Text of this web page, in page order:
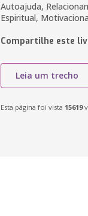
Autoajuda,
Espiritual,
Compartilhe este
Leia um trecho
Esta página foi vista 15619